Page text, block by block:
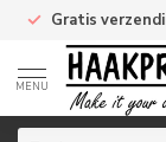
Gratis
MENU